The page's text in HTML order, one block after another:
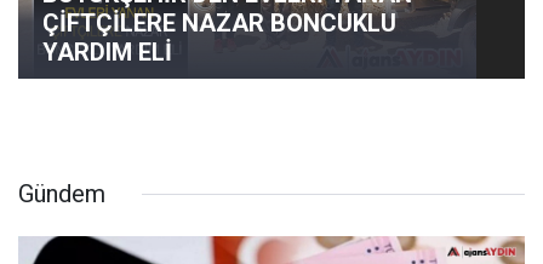
ÇİFTÇİLERE NAZAR BONCUKLU
YARDIM ELİ
Gündem